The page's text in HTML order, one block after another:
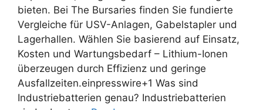
bieten. Bei The Bursaries finden Sie fundierte
Vergleiche für USV-Anlagen, Gabelstapler und
Lagerhallen. Wählen Sie basierend auf Einsatz,
Kosten und Wartungsbedarf – Lithium-Ionen
überzeugen durch Effizienz und geringe
Ausfallzeiten.einpresswire+1 Was sind
Industriebatterien genau? Industriebatterien